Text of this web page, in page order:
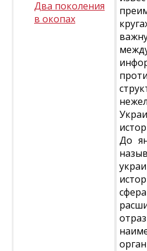
Два поколения
в окопах
До